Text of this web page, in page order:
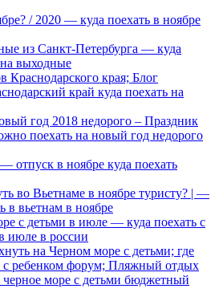
/ 2020 — куда поехать в ноябре
из Санкт-Петербурга — куда
на выходные
Краснодарского края; Блог
край куда поехать на
год 2018 недорого – Праздник
поехать на новый год недорого
отпуск в ноябре куда поехать
во Вьетнаме в ноябре туристу? | —
в вьетнам в ноябре
с детьми в июле — куда поехать с
июле в россии
на Черном море с детьми; где
с ребенком форум; Пляжный отдых
море с детьми бюджетный